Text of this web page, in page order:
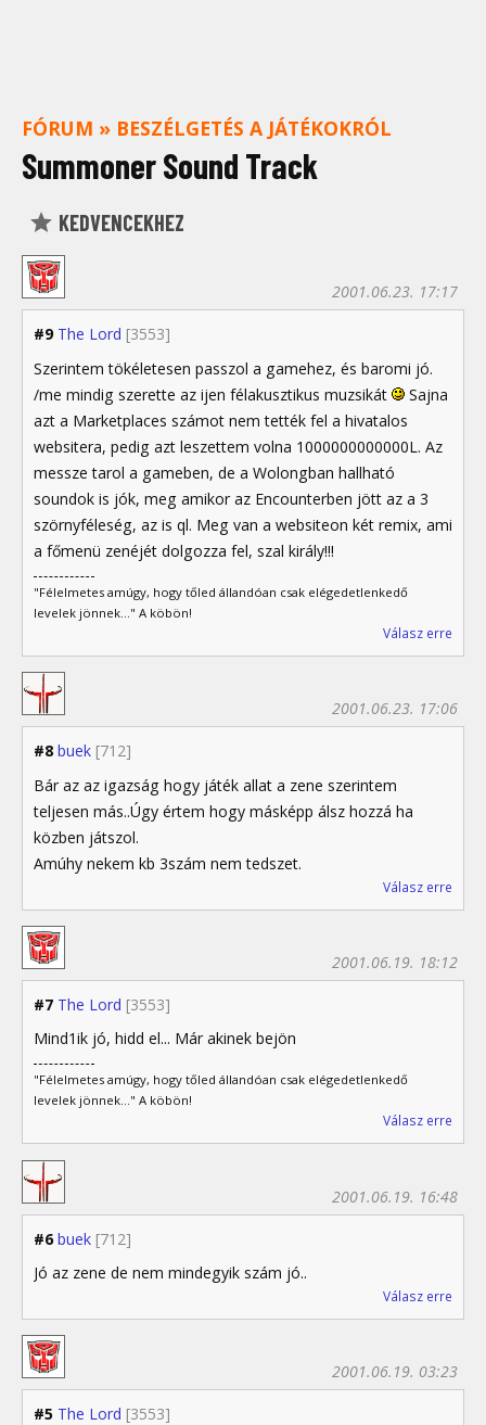
FÓRUM » BESZÉLGETÉS A JÁTÉKOKRÓL
Summoner Sound Track
KEDVENCEKHEZ
#9 The Lord [3553]
2001.06.23. 17:17
Szerintem tökéletesen passzol a gamehez, és baromi jó.
/me mindig szerette az ijen félakusztikus muzsikát
Sajna
azt a Marketplaces számot nem tették fel a hivatalos
websitera, pedig azt leszettem volna 1000000000000L. Az
messze tarol a gameben, de a Wolongban hallható
soundok is jók, meg amikor az Encounterben jött az a 3
szörnyféleség, az is ql. Meg van a websiteon két remix, ami
a főmenü zenéjét dolgozza fel, szal király!!!
"Félelmetes amúgy, hogy tőled állandóan csak elégedetlenkedő
levelek jönnek..." A köbön!
Válasz erre
#8 buek [712]
2001.06.23. 17:06
Bár az az igazság hogy játék allat a zene szerintem
teljesen más..Úgy értem hogy másképp álsz hozzá ha
közben játszol.
Amúhy nekem kb 3szám nem tedszet.
Válasz erre
#7 The Lord [3553]
2001.06.19. 18:12
Mind1ik jó, hidd el... Már akinek bejön
"Félelmetes amúgy, hogy tőled állandóan csak elégedetlenkedő
levelek jönnek..." A köbön!
Válasz erre
#6 buek [712]
2001.06.19. 16:48
Jó az zene de nem mindegyik szám jó..
Válasz erre
#5 The Lord [3553]
2001.06.19. 03:23